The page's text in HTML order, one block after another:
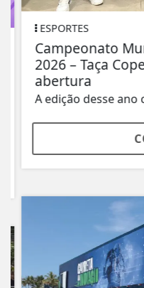
ESPORTES
Campeonato
2026 – Taça
abertura
A edição desse ano